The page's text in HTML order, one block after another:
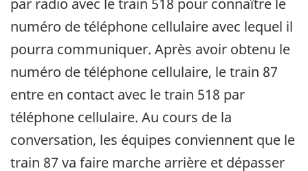
par radio avec le train 518 pour connaître le
numéro de téléphone cellulaire avec lequel il
pourra communiquer. Après avoir obtenu le
numéro de téléphone cellulaire, le train 87
entre en contact avec le train 518 par
téléphone cellulaire. Au cours de la
conversation, les équipes conviennent que le
train 87 va faire marche arrière et dépasser